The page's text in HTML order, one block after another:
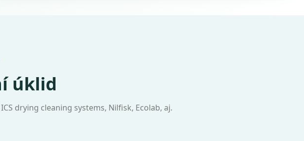
úklid
drying cleaning systems, Nilfisk, Ecolab, aj.